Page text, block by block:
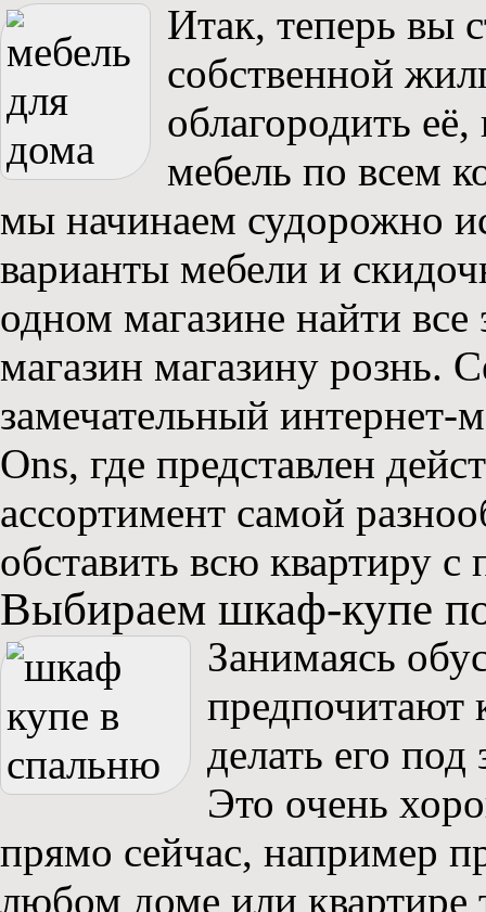
Итак, теперь вы
собственной
облагородить
мебель по всем
мы начинаем судорожно
варианты мебели и
одном магазине найти все
магазин магазину рознь.
замечательный интернет-
Ons, где представлен
ассортимент самой
обставить всю квартиру с
Выбираем шкаф-купе
Занимаясь
предпочитают
делать его
Это очень
прямо сейчас, например
любом доме или квартире